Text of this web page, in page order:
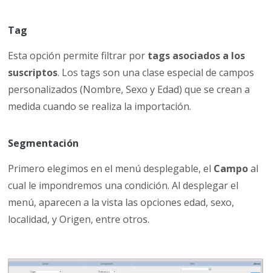
Tag
Esta opción permite filtrar por tags asociados a los
suscriptos. Los tags son una clase especial de campos
personalizados (Nombre, Sexo y Edad) que se crean a
medida cuando se realiza la importación.
Segmentación
Primero elegimos en el menú desplegable, el Campoal
cual le impondremos una condición. Al desplegar el
menú, aparecen a la vista las opciones edad, sexo,
localidad, y Origen, entre otros.